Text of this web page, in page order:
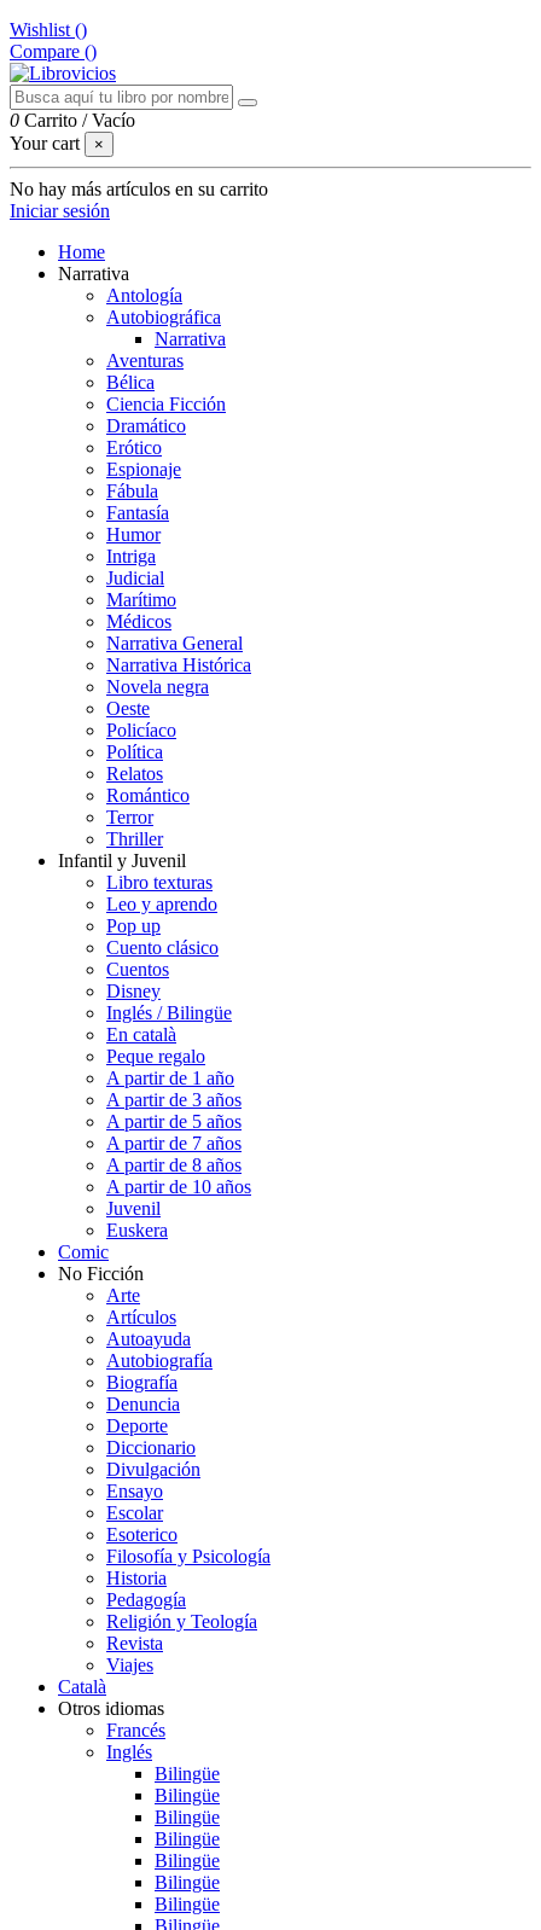
Wishlist ()
Compare ()
0 Carrito /Vacío
Your cart
×
No hay más artículos en su carrito
Iniciar sesión
Home
Narrativa
Antología
Autobiográfica
Narrativa
Aventuras
Bélica
Ciencia Ficción
Dramático
Erótico
Espionaje
Fábula
Fantasía
Humor
Intriga
Judicial
Marítimo
Médicos
Narrativa General
Narrativa Histórica
Novela negra
Oeste
Policíaco
Política
Relatos
Romántico
Terror
Thriller
Infantil y Juvenil
Libro texturas
Leo y aprendo
Pop up
Cuento clásico
Cuentos
Disney
Inglés / Bilingüe
En català
Peque regalo
A partir de 1 año
A partir de 3 años
A partir de 5 años
A partir de 7 años
A partir de 8 años
A partir de 10 años
Juvenil
Euskera
Comic
No Ficción
Arte
Artículos
Autoayuda
Autobiografía
Biografía
Denuncia
Deporte
Diccionario
Divulgación
Ensayo
Escolar
Esoterico
Filosofía y Psicología
Historia
Pedagogía
Religión y Teología
Revista
Viajes
Català
Otros idiomas
Francés
Inglés
Bilingüe
Bilingüe
Bilingüe
Bilingüe
Bilingüe
Bilingüe
Bilingüe
Bilingüe